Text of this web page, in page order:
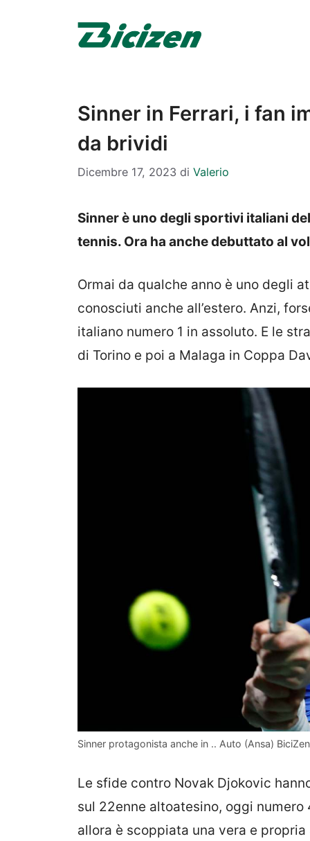
Sinner in Ferrari, i fan
da brividi
Dicembre 17, 2023 di Valerio
Sinner è uno degli sportivi italiani
tennis. Ora ha anche debuttato al
Ormai da qualche anno è uno degli
conosciuti anche all’estero. Anzi,
italiano numero 1 in assoluto. E le
di Torino e poi a Malaga in Coppa
Sinner protagonista anche in .. Auto (Ansa)
Le sfide contro Novak Djokovic
sul 22enne altoatesino, oggi
allora è scoppiata una vera e